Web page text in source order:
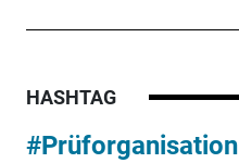
HASHTAG
#Prüforganisation